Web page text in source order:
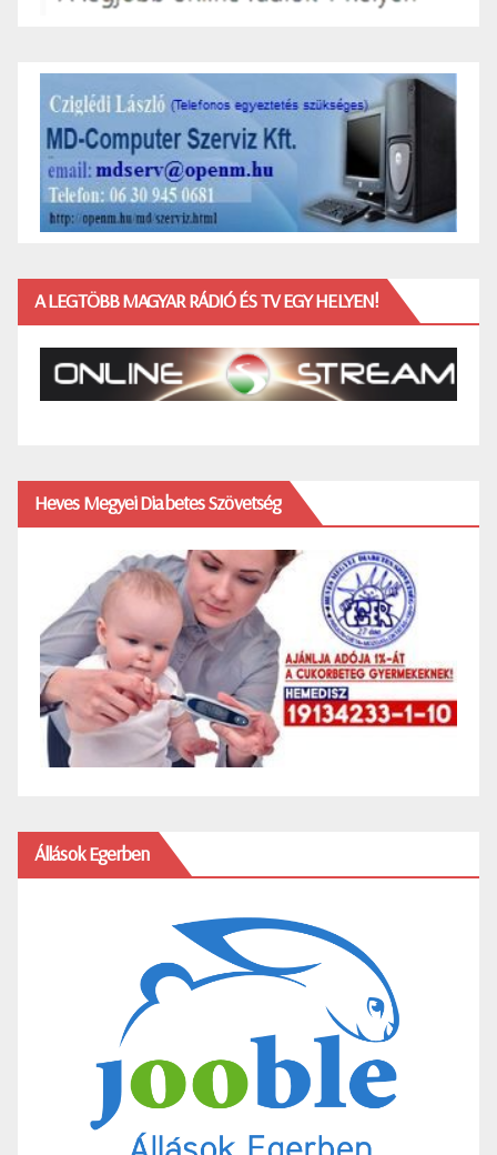
A LEGTÖBB MAGYAR RÁDIÓ ÉS TV EGY HELYEN!
Heves Megyei Diabetes Szövetség
Állások Egerben